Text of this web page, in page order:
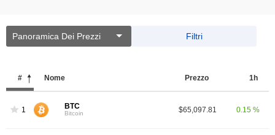
Panoramica Dei Prezzi Filtri
# Nome Prezzo 1h
1 BTC
Bitcoin $65,097.81 0.15 %